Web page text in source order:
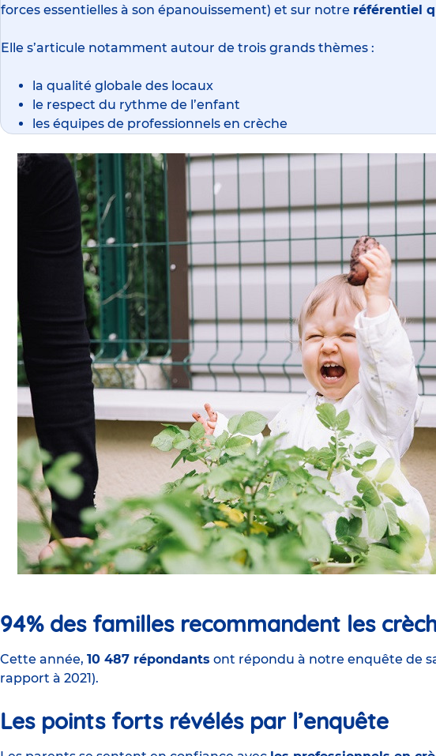
forces essentielles à son épanouissement) et sur notre référentiel
Elle s’articule notamment autour de trois grands thèmes :
la qualité globale des locaux
le respect du rythme de l’enfant
les équipes de professionnels en crèche
94% des familles recommandent les
Cette année, 10 487 répondants ont répondu à notre enquête de
rapport à 2021).
Les points forts révélés par l’enquête